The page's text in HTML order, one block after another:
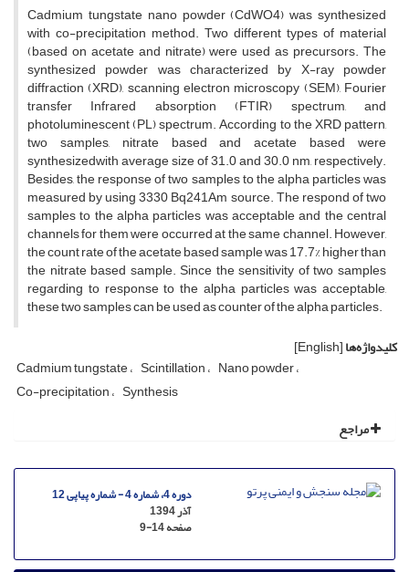
Cadmium tungstate nano powder (CdWO4) was synthesized
with co-precipitation method. Two different types of material
(based on acetate and nitrate) were used as precursors. The
synthesized powder was characterized by X-ray powder
diffraction (XRD), scanning electron microscopy (SEM), Fourier
transfer Infrared absorption (FTIR) spectrum, and
photoluminescent (PL) spectrum. According to the XRD pattern,
two samples, nitrate based and acetate based were
synthesizedwith average size of 31.0 and 30.0 nm, respectively.
Besides, the response of two samples to the alpha particles was
measured by using 3330 Bq241Am source. The respond of two
samples to the alpha particles was acceptable and the central
channels for them were occurred at the same channel. However,
the count rate of the acetate based sample was 17.7% higher than
the nitrate based sample. Since the sensitivity of two samples
regarding to response to the alpha particles was acceptable,
these two samples can be used as counter of the alpha particles.
کلیدواژه‌ها[English]
Cadmium tungstate Scintillation Nano powder
Co-precipitation Synthesis
مراجع
دوره 4، شماره 4 - شماره پیاپی 12
آذر 1394
صفحه9-14